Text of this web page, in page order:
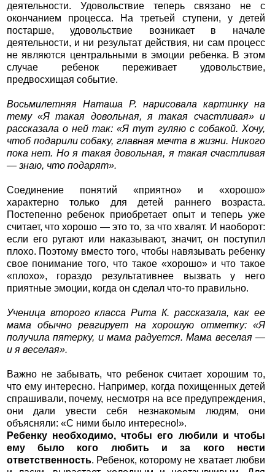
деятельности. Удовольствие теперь связано не с
окончанием процесса. На третьей ступени, у детей
постарше, удовольствие возникает в начале
деятельности, и ни результат действия, ни сам процесс
не являются центральными в эмоции ребенка. B этом
случае ребенок переживает удовольствие,
предвосхищая событие.
Восьмилетняя Наташа Р. нарисовала картинку на
тему «Я такая довольная, я такая счастливая» и
рассказала о ней так: «Я тут гуляю с собакой. Хочу,
чтоб подарили собаку, главная мечта в жизни. Никого
пока нет. Но я такая довольная, я такая счастливая
— знаю, что подарят».
Соединение понятий «приятно» и «хорошо»
характерно только для детей раннего возраста.
Постепенно ребенок приобретает опыт и теперь уже
считает, что хорошо — это то, за что хвалят. И наоборот:
если его ругают или наказывают, значит, он поступил
плохо. Поэтому вместо того, чтобы навязывать ребенку
свое понимание того, что такое «хорошо» и что такое
«плохо», гораздо результативнее вызвать у него
приятные эмоции, когда он сделал что-то правильно.
Ученица второго класса Рита К. рассказала, как ее
мама обычно реагирует на хорошую отметку: «Я
получила пятерку, и мама радуется. Мама веселая —
и я веселая».
Важно не забывать, что ребенок считает хорошим то,
что ему интересно. Например, когда похищенных детей
спрашивали, почему, несмотря на все предупреждения,
они дали увести себя незнакомым людям, они
объясняли: «С ними было интересно!».
Ребенку необходимо, чтобы его любили и чтобы
ему было кого любить и за кого нести
ответственность. Ребенок, которому не хватает любви